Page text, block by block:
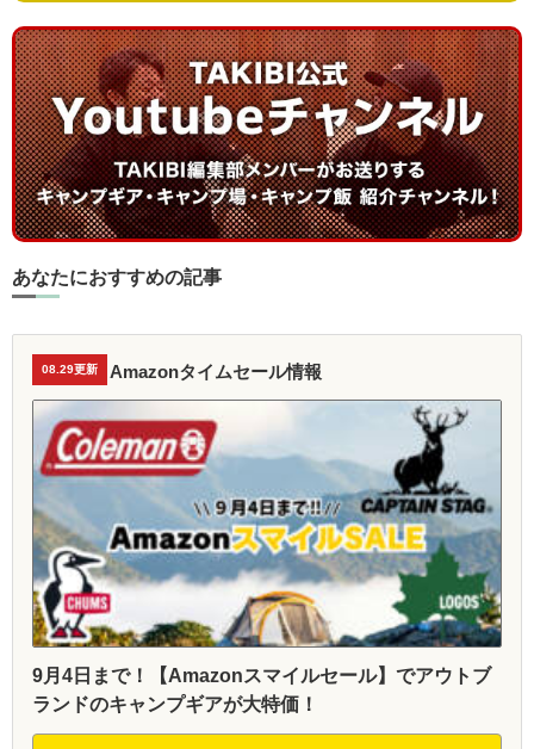
あなたにおすすめの記事
08.29更新 Amazonタイムセール情報
9月4日まで！【Amazonスマイルセール】でアウトブ
ランドのキャンプギアが大特価！